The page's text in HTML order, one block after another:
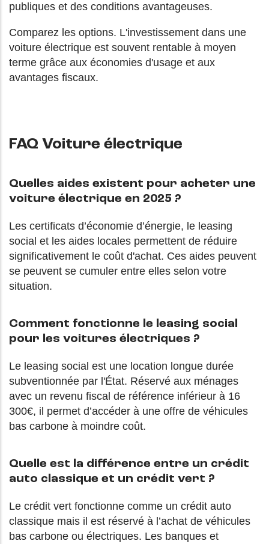
publiques et des conditions avantageuses.
Comparez les options. L'investissement dans une
voiture électrique est souvent rentable à moyen
terme grâce aux économies d'usage et aux
avantages fiscaux.
FAQ Voiture électrique
Quelles aides existent pour acheter une
voiture électrique en 2025 ?
Les certificats d’économie d’énergie, le leasing
social et les aides locales permettent de réduire
significativement le coût d'achat. Ces aides peuvent
se peuvent se cumuler entre elles selon votre
situation.
Comment fonctionne le leasing social
pour les voitures électriques ?
Le leasing social est une location longue durée
subventionnée par l'État. Réservé aux ménages
avec un revenu fiscal de référence inférieur à 16
300€, il permet d’accéder à une offre de véhicules
bas carbone à moindre coût.
Quelle est la différence entre un crédit
auto classique et un crédit vert ?
Le crédit vert fonctionne comme un crédit auto
classique mais il est réservé à l’achat de véhicules
bas carbone ou électriques. Les banques et